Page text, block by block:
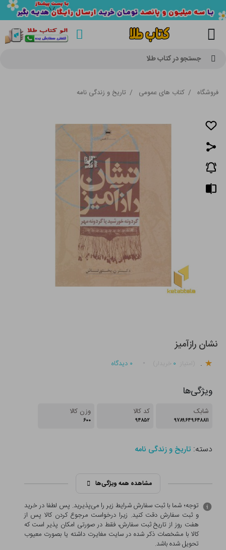
جستجو در کتاب طلا
فروشگاه / کتاب های عمومی / تاریخ و زندگی نامه
نشان رازآمیز
. ۰ ۰ دیدگاه
ویژگی‌ها
شابک
۹۷۸۹۶۴۹۶۴۸۸۱۱
کد کالا
۹۴۸۵۲
وزن کالا
۶۰۰
دسته:تاریخ و زندگی نامه
مشاهده همه ویژگی‌ها
توجه؛ شما با ثبت سفارش شرایط زیر را می‌پذیرید. پس لطفا در خرید
و ثبت سفارش دقت کنید. زیرا درخواست مرجوع کردن کالا پس از
هفت روز از تاریخ ثبت سفارش، فقط در صورتی امکان پذیر است که
کالا با مشخصات ذکر شده در سایت مغایرت داشته یا بصورت معيوب
تحویل شده باشد.